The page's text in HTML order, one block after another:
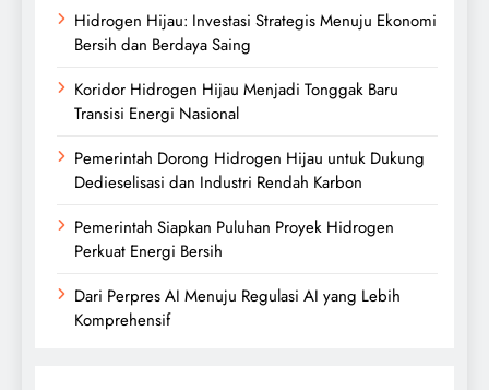
Hidrogen Hijau: Investasi Strategis Menuju Ekonomi
Bersih dan Berdaya Saing
Koridor Hidrogen Hijau Menjadi Tonggak Baru
Transisi Energi Nasional
Pemerintah Dorong Hidrogen Hijau untuk Dukung
Dedieselisasi dan Industri Rendah Karbon
Pemerintah Siapkan Puluhan Proyek Hidrogen
Perkuat Energi Bersih
Dari Perpres AI Menuju Regulasi AI yang Lebih
Komprehensif